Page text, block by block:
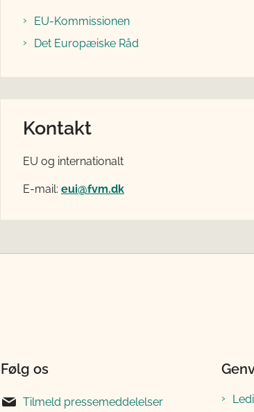
EU-Kommissionen
Det Europæiske Råd
Kontakt
EU og internationalt
E-mail: eui@fvm.dk
Følg os
Tilmeld pressemeddelelser